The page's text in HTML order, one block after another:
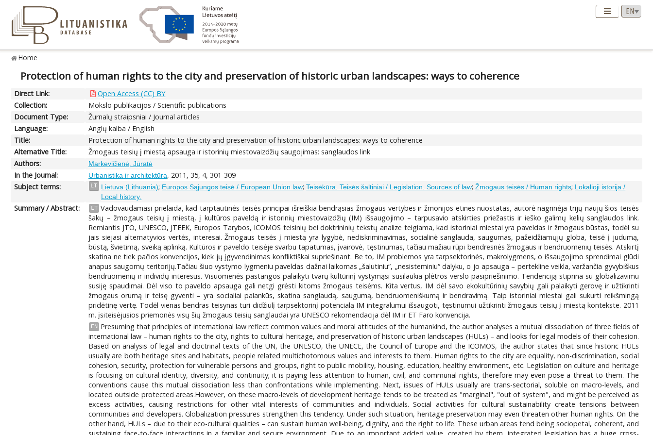
Home
Protection of human rights to the city and preservation of historic urban landscapes: ways to coherence
Direct Link:
Open Access (CC) BY
Collection:
Mokslo publikacijos / Scientific publications
Document Type:
Žurnalų straipsniai / Journal articles
Language:
Anglų kalba / English
Title:
Protection of human rights to the city and preservation of historic urban landscapes: ways to coherence
Alternative Title:
Žmogaus teisių į miestą apsauga ir istorinių miestovaizdžių saugojimas: sanglaudos link
Authors:
Markevičienė, Jūratė
In the Journal: Urbanistika ir architektūra, 2011, 35, 4, 301-309
Subject terms:
LT Lietuva (Lithuania); Europos Sąjungos teisė / European Union law;Teisėkūra. Teisės šaltiniai / Legislation. Sources of law;Žmogaus teisės / Human rights; Lokalioji istorija /
Local history.
Summary / Abstract: LT Vadovaudamasi prielaida, kad tarptautinės teisės principai išreiškia bendrąsias žmogaus vertybes ir žmonijos etines nuostatas, autorė nagrinėja trijų naujų šios teisės
šakų – žmogaus teisių į miestą, į kultūros paveldą ir istorinių miestovaizdžių (IM) išsaugojimo – tarpusavio atskirties priežastis ir ieško galimų kelių sanglaudos link.
Remiantis JTO, UNESCO, JTEEK, Europos Tarybos, ICOMOS teisinių bei doktrininių tekstų analize teigiama, kad istoriniai miestai yra paveldas ir žmogaus būstas, todėl su
jais siejasi alternatyvios vertės, interesai. Žmogaus teisės į miestą yra lygybė, nediskriminavimas, socialinė sanglauda, saugumas, pažeidžiamųjų globa, teisė į judumą,
būstą, švietimą, sveiką aplinką. Kultūros ir paveldo teisėje svarbu tapatumas, įvairovė, tęstinumas, tačiau mažiau rūpi bendresnės žmogaus ir bendruomenių teisės. Atskirtį
skatina ne tiek pačios konvencijos, kiek jų įgyvendinimas konfliktiškai supriešinant. Be to, IM problemos yra tarpsektorinės, makrolygmens, o išsaugojimo sprendimai glūdi
anapus saugomų teritorijų.Tačiau šiuo vystymo lygmeniu paveldas dažnai laikomas „šalutiniu“, „nesisteminiu“ dalyku, o jo apsauga – pertekline veikla, varžančia gyvybiškus
bendruomenių ir individų interesus. Visuomenės pastangos palaikyti tvarų kultūrinį vystymąsi susilaukia plėtros verslo pasipriešinimo. Tendenciją stiprina su globalizavimu
susiję spaudimai. Dėl viso to paveldo apsauga gali netgi grėsti kitoms žmogaus teisėms. Kita vertus, IM dėl savo ekokultūrinių savybių gali palaikyti gerovę ir užtikrinti
žmogaus orumą ir teisę gyventi – yra socialiai palankūs, skatina sanglaudą, saugumą, bendruomeniškumą ir bendravimą. Taip istoriniai miestai gali sukurti reikšmingą
pridėtinę vertę. Todėl vienas bendras teisynas turi didžiulį tarpsektorinį potencialą IM integralumui išsaugoti, tęstinumui užtikrinti žmogaus teisių į miestą kontekste. 2011
m. įsiteisėjusios priemonės visų šių žmogaus teisių sanglaudai yra UNESCO rekomendacija dėl IM ir ET Faro konvencija.
EN
Presuming that principles of international law reflect common values and moral attitudes of the humankind, the author analyses a mutual dissociation of three fields of
international law – human rights to the city, rights to cultural heritage, and preservation of historic urban landscapes (HULs) – and looks for legal models of their cohesion.
Based on analysis of legal and doctrinal texts of the UN, the UNESCO, the UNECE, the Council of Europe and the ICOMOS, the author states that since historic HULs
usually are both heritage sites and habitats, people related multichotomous values and interests to them. Human rights to the city are equality, non-discrimination, social
cohesion, security, protection for vulnerable persons and groups, right to public mobility, housing, education, healthy environment, etc. Legislation on culture and heritage
is focusing on cultural identity, diversity, and continuity; it is paying less attention to human, civil, and communal rights, therefore may even pose a threat to them. The
conventions cause this mutual dissociation less than confrontations while implementing. Next, issues of HULs usually are trans-sectorial, soluble on macro-levels, and
located outside protected areas.However, on these macro-levels of development heritage tends to be treated as "marginal", "out of system", and might be perceived as
excess activities, causing restrictions for other vital interests of communities and individuals. Social activities for cultural sustainability create tensions between
communities and developers. Globalization pressures strengthen this tendency. Under such situation, heritage preservation may even threaten other human rights. On the
other hand, HULs – due to their eco-cultural qualities – can sustain human well-being, dignity, and the right to life. These urban areas tend being sociopetal, coherent, and